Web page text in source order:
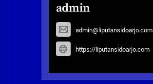
admin
admin@liputansidoarjo.com
https://liputansidoarjo.com